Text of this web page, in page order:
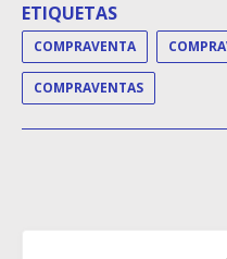
ETIQUETAS
COMPRAVENTA
COMPRAVENTAS